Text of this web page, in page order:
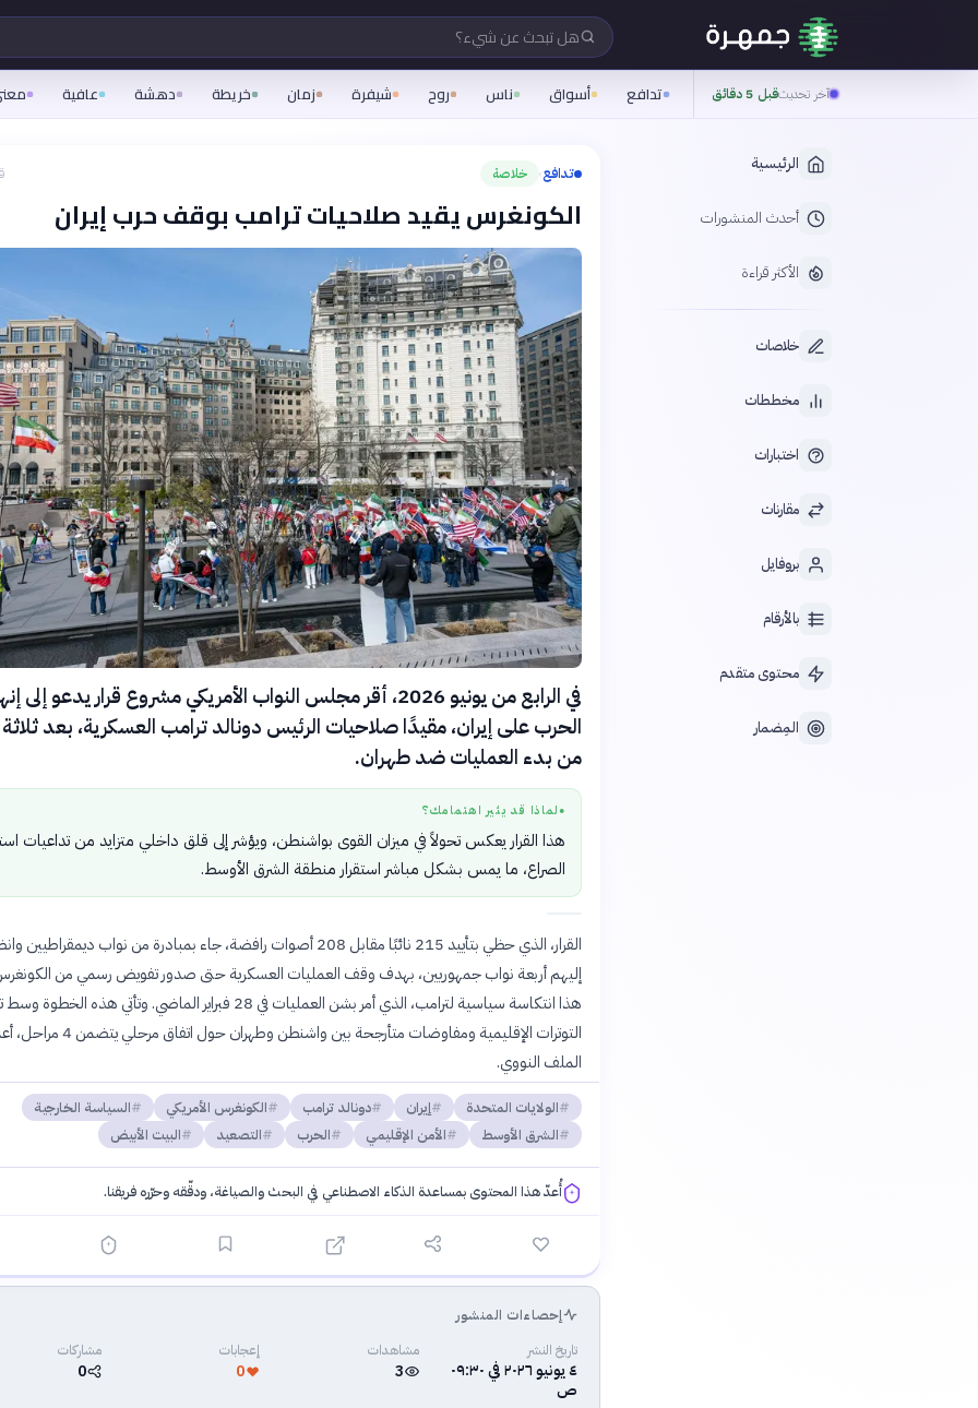
هل تبحث عن شيء؟
آخر تحديثقبل 5 دقائق تدافع أسواق ناس روح شيفرة زمان خريطة دهشة عافية
الرئيسية
أحدث المنشورات
الأكثر قراءة
خلاصات
مخططات
اختبارات
مقارنات
بروفايل
بالأرقام
محتوى متقدم
المِضمار
تدافع› خلاصة
الكونغرس يقيد صلاحيات ترامب بوقف حرب إيران
في الرابع من يونيو 2026، أقر مجلس النواب الأمريكي مشروع قرار يدعو إلى
الحرب على إيران، مقيدًا صلاحيات الرئيس دونالد ترامب العسكرية، بعد
من بدء العمليات ضد طهران.
● لماذا قد يثير اهتمامك؟
هذا القرار يعكس تحولاً في ميزان القوى بواشنطن، ويؤشر إلى قلق داخلي متزايد من تداعيات
الصراع، ما يمس بشكل مباشر استقرار منطقة الشرق الأوسط.
القرار، الذي حظي بتأييد 215 نائبًا مقابل 208 أصوات رافضة، جاء بمبادرة من نواب
إليهم أربعة نواب جمهوريين، بهدف وقف العمليات العسكرية حتى صدور تفويض رسمي من
هذا انتكاسة سياسية لترامب، الذي أمر بشن العمليات في 28 فبراير الماضي. وتأتي هذه
التوترات الإقليمية ومفاوضات متأرجحة بين واشنطن وطهران حول
الملف النووي.
الولايات المتحدة إيران دونالد ترامب الكونغرس الأمريكي
السياسة الخارجية
الشرق الأوسط
الأمن الإقليمي الحرب التصعيد البيت الأبيض
أُعدّ هذا المحتوى بمساعدة الذكاء الاصطناعي في البحث والصياغة، ودقّقه وحرّره فريقنا.
إحصاءات المنشور
تاريخ النشر
٤ يونيو ٢٠٢٦ في ٠٩:٣٠
ص
مشاهدات
3
إعجابات
0
مشاركات
0